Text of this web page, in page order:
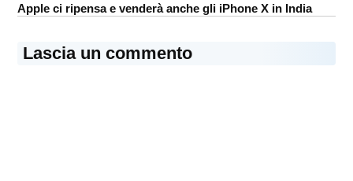
Apple ci ripensa e venderà anche gli iPhone X in India
Lascia un commento